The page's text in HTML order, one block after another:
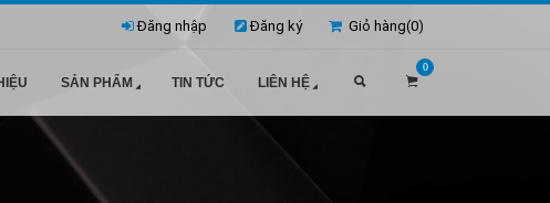
Giỏ hàng(0)
Đăng nhập Đăng ký
0
SẢN PHẨM TIN TỨC LIÊN HỆ